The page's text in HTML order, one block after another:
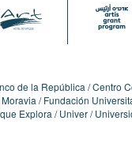
de la República Centro
Fundación
Explora Univer